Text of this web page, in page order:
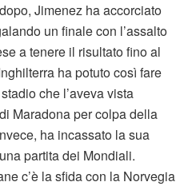
Jimenez ha accorciato
un finale con l’assalto
a tenere il risultato fino al
ha potuto così fare
che l’aveva vista
Maradona per colpa della
ha incassato la sua
partita dei Mondiali.
c’è la sfida con la Norvegia